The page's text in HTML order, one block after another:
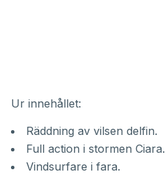
Ur innehållet:
Räddning av vilsen delfin.
Full action i stormen Ciara.
Vindsurfare i fara.